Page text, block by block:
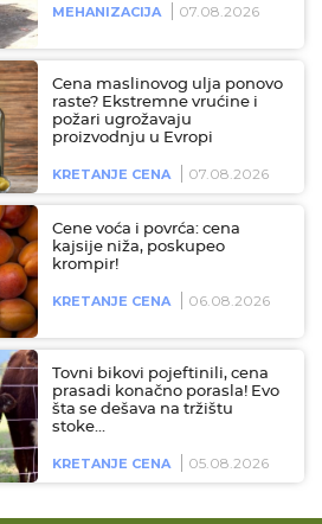
MEHANIZACIJA 07.08.2026
Cena maslinovog ulja ponovo
raste? Ekstremne vrućine i
požari ugrožavaju
proizvodnju u Evropi
KRETANJE CENA 07.08.2026
Cene voća i povrća: cena
kajsije niža, poskupeo
krompir!
KRETANJE CENA 06.08.2026
Tovni bikovi pojeftinili, cena
prasadi konačno porasla! Evo
šta se dešava na tržištu
stoke…
KRETANJE CENA 05.08.2026